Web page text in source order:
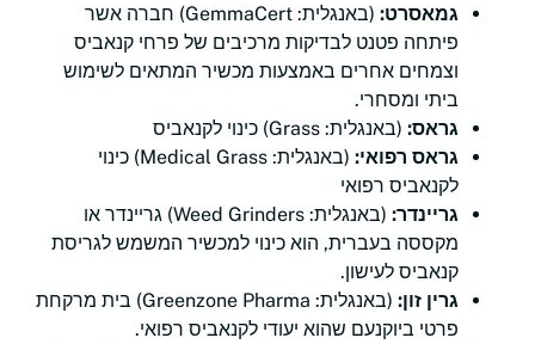
גמאסרט:
(באנגלית: GemmaCert) חברה אשר
פיתחה פטנט לבדיקות מרכיבים של פרחי קנאביס
וצמחים אחרים באמצעות מכשיר המתאים לשימוש
ביתי ומסחרי.
גראס: (באנגלית: Grass) כינוי לקנאביס
גראס רפואי:
(באנגלית: Medical Grass) כינוי
לקנאביס רפואי
גריינדר:
(באנגלית: Weed Grinders) גריינדר או
מקססה בעברית, הוא כינוי למכשיר המשמש לגריסת
קנאביס לעישון.
גרין זון:
(באנגלית: Greenzone Pharma) בית מרקחת
פרטי ביוקנעם שהוא יעודי לקנאביס רפואי.